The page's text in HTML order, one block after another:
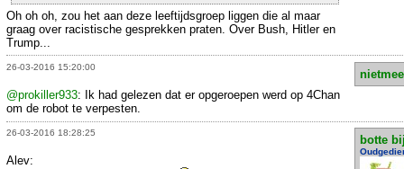
Oh oh oh, zou het aan deze leeftijdsgroep liggen die al maar
graag over racistische gesprekken praten. Over Bush, Hitler en
Trump...
26-03-2016 15:20:00
@prokiller933: Ik had gelezen dat er opgeroepen werd op 4Chan
om de robot te verpesten.
26-03-2016 18:28:25
botte
Alev: